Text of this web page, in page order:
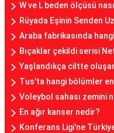
W ve L beden ölçüsü
Rüyada Eşinin Senden
Araba fabrikasında
Bıçaklar çekildi serisi
Yaşlandıkça ciltte
Tus'ta hangi bölümler
Voleybol sahası zemini
En ağır kanser nedir?
Konferans Ligi'ne